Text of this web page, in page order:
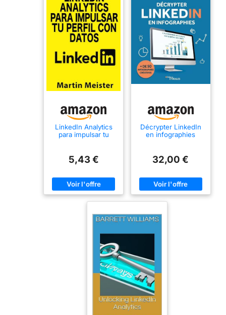
LinkedIn Analytics
para impulsar tu
5,43 €
Décrypter LinkedIn
en infographies
32,00 €